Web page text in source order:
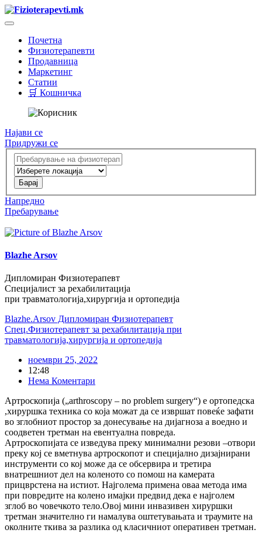
Почетна
Физиотерапевти
Продавница
Маркетинг
Статии
🛒 Кошничка
Најави се
Придружи се
Напредно
Пребарување
Blazhe Arsov
Дипломиран Физиотерапевт
Специјалист за рехабилитација
при травматологија,хирургија и ортопедија
Blazhe.Arsov Дипломиран Физиотерапевт
Спец.Физиотерапевт за рехабилитација при
травматологија,хирургија и ортопедија
ноември 25, 2022
12:48
Нема Коментари
Артроскопија („arthroscopy – no problem surgery“) е ортопедска
,хируршка техника со која можат да се извршат повеќе зафати
во зглобниот простор за донесување на дијагноза а воедно и
соодветен третман на евентуална повреда.
Артроскопијата се изведува преку минимални резови –отвори
преку кој се вметнува артроскопот и специјално дизајнирани
инструменти со кој може да се обсервира и третира
внатрешниот дел на коленото со помош на камерата
прицврстена на истиот. Најголема примена оваа метода има
при повредите на колено имајки предвид дека е најголем
зглоб во човечкото тело.Овој мини инвазивен хируршки
третман значително ги намалува оштетувањата и траумите на
околните ткива за разлика од класичниот оперативен третман.